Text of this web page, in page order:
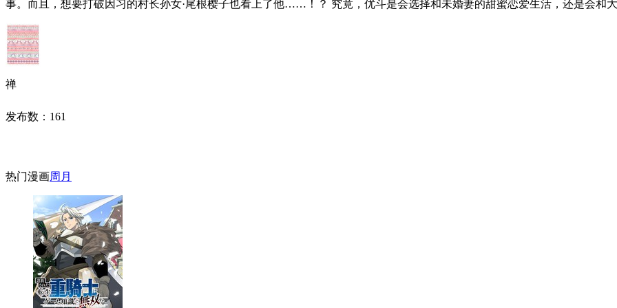
事。而且，想要打破因习的村长孙女·尾根樱子也看上了他……！？ 究竟，优斗是会选择和未婚妻的甜蜜恋爱生活，还是会和
禅
发布数： 161
热门漫画周 月